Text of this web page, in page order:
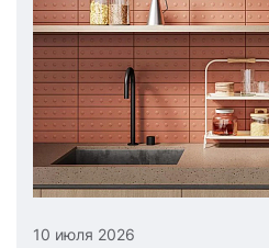
10 июля 2026